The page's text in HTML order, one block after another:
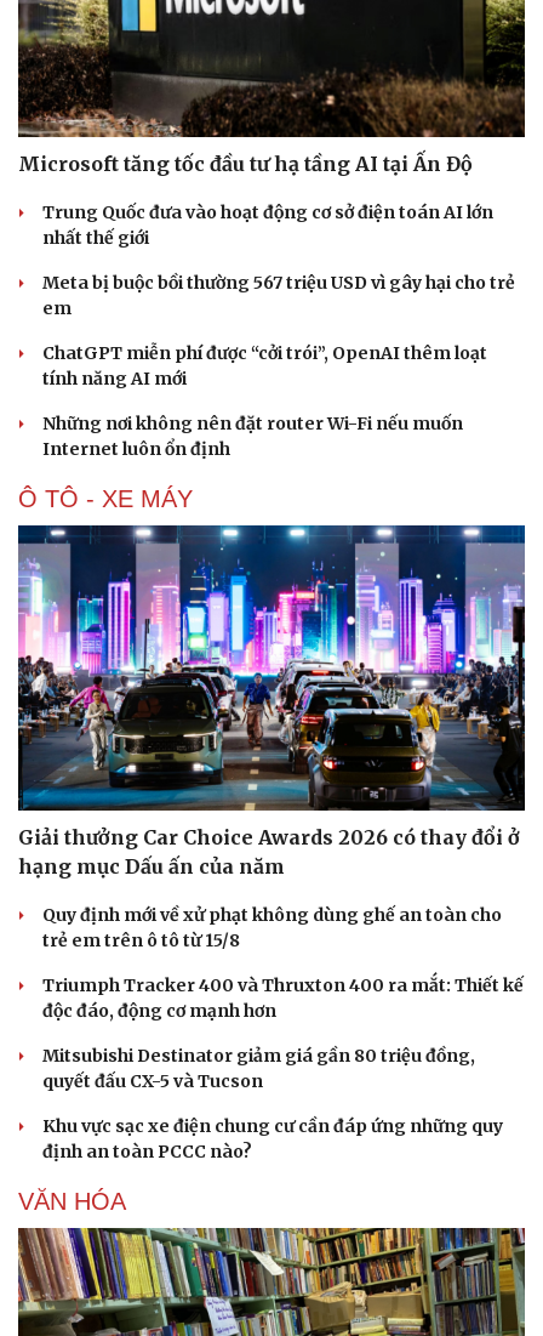
Văn hóa
Sân khấu - Điện ảnh
Văn học
Âm nhạc
Di sản
Giải trí
Nghệ sĩ
Thời trang
Sao Việt
Microsoft tăng tốc đầu tư hạ tầng AI tại Ấn Độ
Trung Quốc đưa vào hoạt động cơ sở điện toán AI lớn
nhất thế giới
Meta bị buộc bồi thường 567 triệu USD vì gây hại cho trẻ
em
ChatGPT miễn phí được “cởi trói”, OpenAI thêm loạt
tính năng AI mới
Những nơi không nên đặt router Wi-Fi nếu muốn
Internet luôn ổn định
Ô TÔ - XE MÁY
Giải thưởng Car Choice Awards 2026 có thay đổi ở
hạng mục Dấu ấn của năm
Quy định mới về xử phạt không dùng ghế an toàn cho
trẻ em trên ô tô từ 15/8
Triumph Tracker 400 và Thruxton 400 ra mắt: Thiết kế
độc đáo, động cơ mạnh hơn
Mitsubishi Destinator giảm giá gần 80 triệu đồng,
quyết đấu CX-5 và Tucson
Khu vực sạc xe điện chung cư cần đáp ứng những quy
định an toàn PCCC nào?
VĂN HÓA